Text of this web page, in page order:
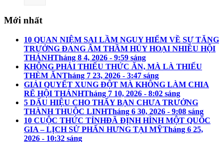
Mới nhất
10 QUAN NIỆM SAI LẦM NGUY HIỂM VỀ SỰ TĂNG
TRƯỞNG ĐANG ÂM THẦM HỦY HOẠI NHIỀU HỘI
THÁNHTháng 8 4, 2026 - 9:59 sáng
KHÔNG PHẢI THIẾU THỨC ĂN, MÀ LÀ THIẾU
THÈM ĂNTháng 7 23, 2026 - 3:47 sáng
GIẢI QUYẾT XUNG ĐỘT MÀ KHÔNG LÀM CHIA
RẼ HỘI THÁNHTháng 7 10, 2026 - 8:02 sáng
5 DẤU HIỆU CHO THẤY BẠN CHƯA TRƯỞNG
THÀNH THUỘC LINHTháng 6 30, 2026 - 9:08 sáng
10 CUỘC THỨC TỈNHĐÃ ĐỊNH HÌNH MỘT QUỐC
GIA – LỊCH SỬ PHẤN HƯNG TẠI MỸTháng 6 25,
2026 - 10:32 sáng